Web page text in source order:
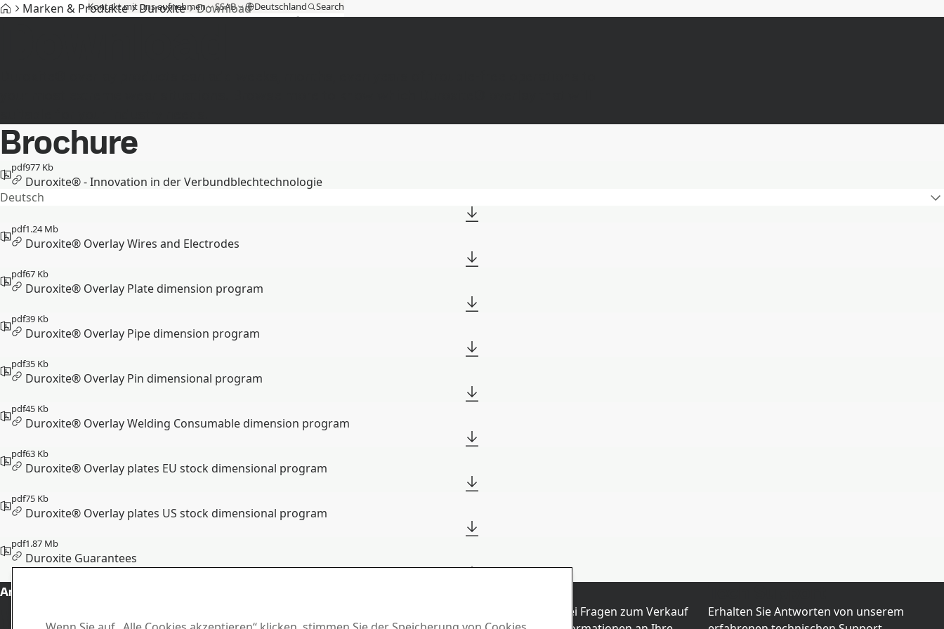
Kontakt mit uns aufnehmen SSAB Deutschland Search
Marken & Produkte Fossilfreier Stahl Technischer Support MySSAB
Marken & Produkte Duroxite Download
Brochure
pdf977 Kb
Duroxite® - Innovation in der Verbundblechtechnologie
Deutsch
pdf1.24 Mb
Duroxite® Overlay Wires and Electrodes
pdf67 Kb
Duroxite® Overlay Plate dimension program
pdf39 Kb
Duroxite® Overlay Pipe dimension program
pdf35 Kb
Duroxite® Overlay Pin dimensional program
pdf45 Kb
Duroxite® Overlay Welding Consumable dimension program
pdf63 Kb
Duroxite® Overlay plates EU stock dimensional program
pdf75 Kb
Duroxite® Overlay plates US stock dimensional program
pdf1.87 Mb
Duroxite Guarantees
Ansprechpartner Duroxite
Wenden Sie
Wenden Sie sich bei Fragen zum Verkauf
Erhalten Sie Antworten von unserem